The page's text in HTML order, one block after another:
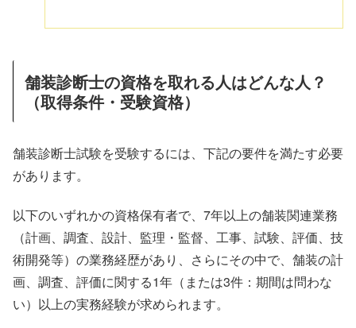
舗装診断士の資格を取れる人はどんな人？
（取得条件・受験資格）
舗装診断士試験を受験するには、下記の要件を満たす必要
があります。
以下のいずれかの資格保有者で、7年以上の舗装関連業務
（計画、調査、設計、監理・監督、工事、試験、評価、技
術開発等）の業務経歴があり、さらにその中で、舗装の計
画、調査、評価に関する1年（または3件：期間は問わな
い）以上の実務経験が求められます。